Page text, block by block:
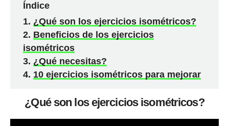
Índice
¿Qué son los ejercicios isométricos?
Beneficios de los ejercicios
isométricos
¿Qué necesitas?
10 ejercicios isométricos para mejorar
¿Qué son los ejercicios isométricos?